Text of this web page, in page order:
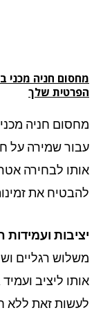
חניה מכני
שלך
חניה מכני
שמירה על חניה
לבחירה
את זמינות
ועמידות
רגליים ושלוש
ליציב ועמיד
זאת ללא חשש